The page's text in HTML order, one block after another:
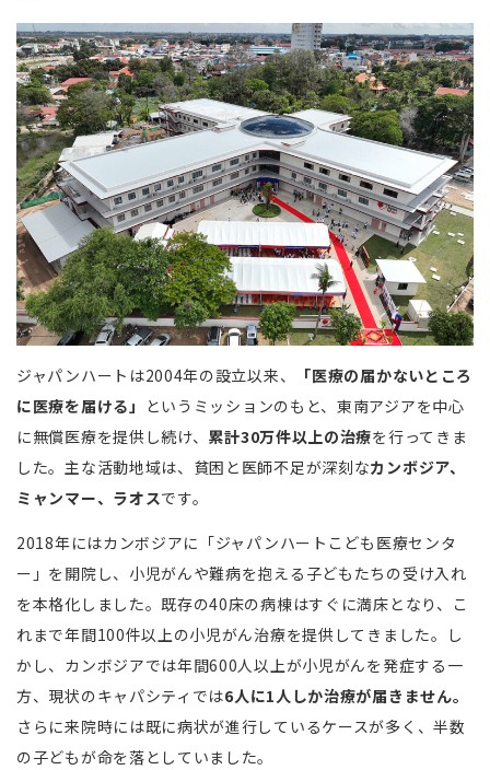
ジャパンハートは2004年の設立以来、
「医療の届かないところ
に医療を届ける」 というミッションのもと、東南アジアを中心
に無償医療を提供し続け、 累計30万件以上の治療を行ってきま
した。主な活動地域は、貧困と医師不足が深刻なカンボジア、
ミャンマー、ラオスです。
2018年にはカンボジアに「ジャパンハートこども医療センタ
ー」を開院し、小児がんや難病を抱える子どもたちの受け入れ
を本格化しました。既存の40床の病棟はすぐに満床となり、こ
れまで年間100件以上の小児がん治療を提供してきました。し
かし、カンボジアでは年間600人以上が小児がんを発症する一
方、現状のキャパシティでは6人に1人しか治療が届きません。
さらに来院時には既に病状が進行しているケースが多く、半数
の子どもが命を落としていました。